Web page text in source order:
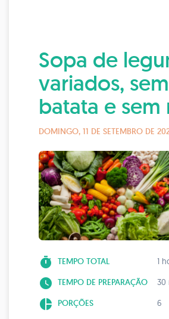
Sopa de
variados, sem
batata e sem
DOMINGO, 11 DE SETEMBRO DE
timer TEMPO TOTAL 1
watch_later TEMPO DE PREPARAÇÃO 30
pie_chart PORÇÕES 6